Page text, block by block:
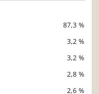
87,3 %
3,2 %
3,2 %
2,8 %
2,6 %